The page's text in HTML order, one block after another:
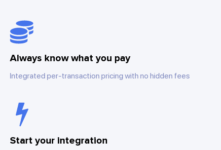
Always know what you pay
Integrated per-transaction pricing with no hidden fees
Start your integration